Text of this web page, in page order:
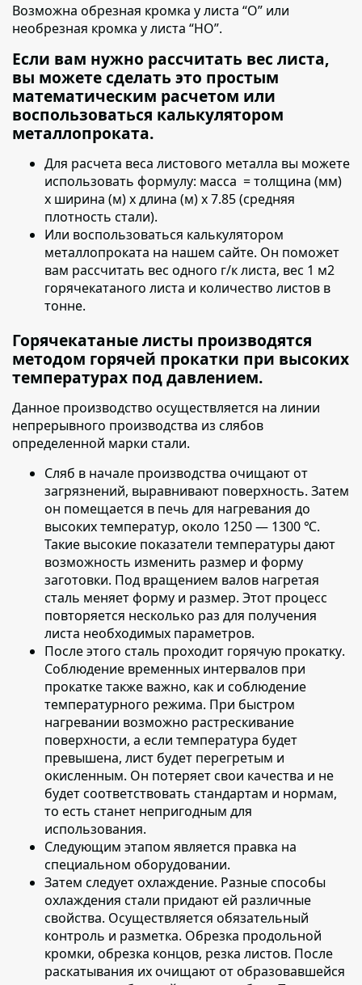
Возможна обрезная кромка у листа “О” или
необрезная кромка у листа “НО”.
Если вам нужно рассчитать вес листа,
вы можете сделать это простым
математическим расчетом или
воспользоваться калькулятором
металлопроката.
Для расчета веса листового металла вы можете
использовать формулу: масса = толщина (мм)
х ширина (м) х длина (м) х 7.85 (средняя
плотность стали).
Или воспользоваться калькулятором
металлопроката на нашем сайте. Он поможет
вам рассчитать вес одного г/к листа, вес 1 м2
горячекатаного листа и количество листов в
тонне.
Горячекатаные листы производятся
методом горячей прокатки при высоких
температурах под давлением.
Данное производство осуществляется на линии
непрерывного производства из слябов
определенной марки стали.
Сляб в начале производства очищают от
загрязнений, выравнивают поверхность. Затем
он помещается в печь для нагревания до
высоких температур, около 1250 — 1300 ℃.
Такие высокие показатели температуры дают
возможность изменить размер и форму
заготовки. Под вращением валов нагретая
сталь меняет форму и размер. Этот процесс
повторяется несколько раз для получения
листа необходимых параметров.
После этого сталь проходит горячую прокатку.
Соблюдение временных интервалов при
прокатке также важно, как и соблюдение
температурного режима. При быстром
нагревании возможно растрескивание
поверхности, а если температура будет
превышена, лист будет перегретым и
окисленным. Он потеряет свои качества и не
будет соответствовать стандартам и нормам,
то есть станет непригодным для
использования.
Следующим этапом является правка на
специальном оборудовании.
Затем следует охлаждение. Разные способы
охлаждения стали придают ей различные
свойства. Осуществляется обязательный
контроль и разметка. Обрезка продольной
кромки, обрезка концов, резка листов. После
раскатывания их очищают от образовавшейся